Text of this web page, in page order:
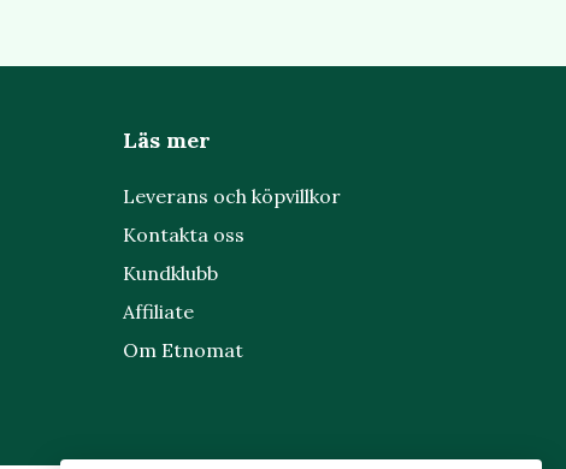
Läs mer
Leverans och köpvillkor
Kontakta oss
Kundklubb
Affiliate
Om Etnomat